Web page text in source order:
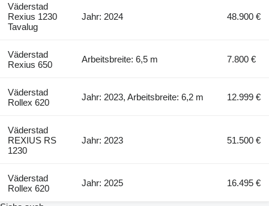
Väderstad
Rexius 1230
Tavalug
Jahr: 2024 48.900 €
Väderstad
Rexius 650
Arbeitsbreite: 6,5 m 7.800 €
Väderstad
Rollex 620
Jahr: 2023, Arbeitsbreite: 6,2 m 12.999 €
Väderstad
REXIUS RS
1230
Jahr: 2023 51.500 €
Väderstad
Rollex 620
Jahr: 2025 16.495 €